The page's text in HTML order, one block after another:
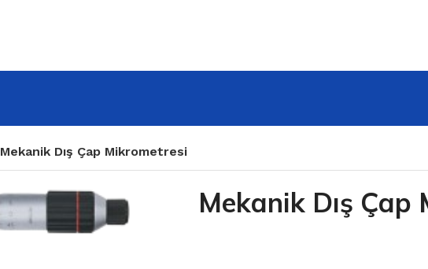
Mekanik Dış Çap Mikrometresi
Mekanik Dış